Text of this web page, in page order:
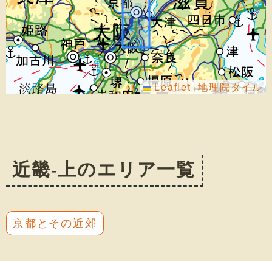
Leaflet | 地理院タイル
近畿-上のエリア一覧
京都とその近郊